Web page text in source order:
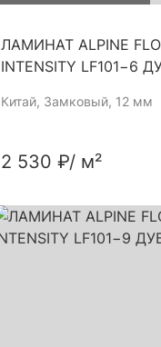
ЛАМИНАТ ALPINE
INTENSITY LF101−6
Китай, Замковый, 12 мм
2 530 ₽/ м²